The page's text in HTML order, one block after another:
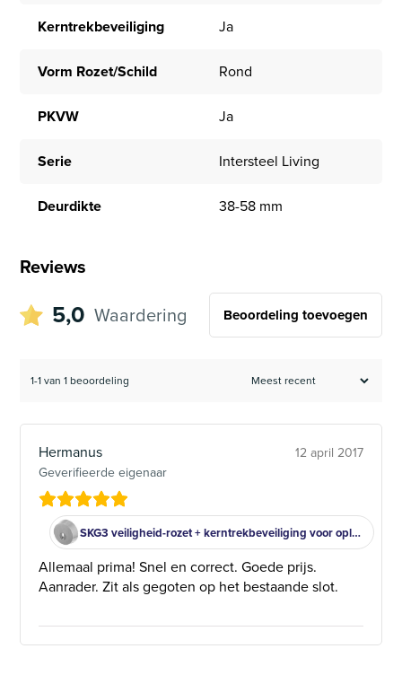
Kerntrekbeveiliging Ja
Vorm Rozet/Schild Rond
PKVW Ja
Serie Intersteel Living
Deurdikte 38-58 mm
Reviews
5,0 Waardering Beoordeling toevoegen
1-1 van 1 beoordeling
Hermanus
Geverifieerde eigenaar
12 april 2017
SKG3 veiligheid-rozet + kerntrekbeveiliging voor oplegsloten rvs
Allemaal prima! Snel en correct. Goede prijs.
Aanrader. Zit als gegoten op het bestaande slot.